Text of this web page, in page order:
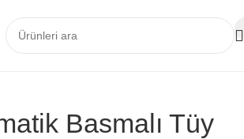
Basmalı Tüy